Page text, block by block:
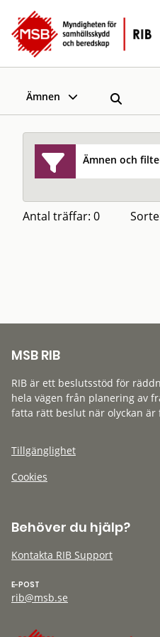
Ämnen
Ämnen och
Antal träffar: 0
MSB RIB
RIB är ett beslutsstöd för
hela vägen från planering av
fatta rätt beslut när olyckan är
Tillgänglighet
Cookies
Behöver du hjälp?
Kontakta RIB Support
E-POST
rib@msb.se